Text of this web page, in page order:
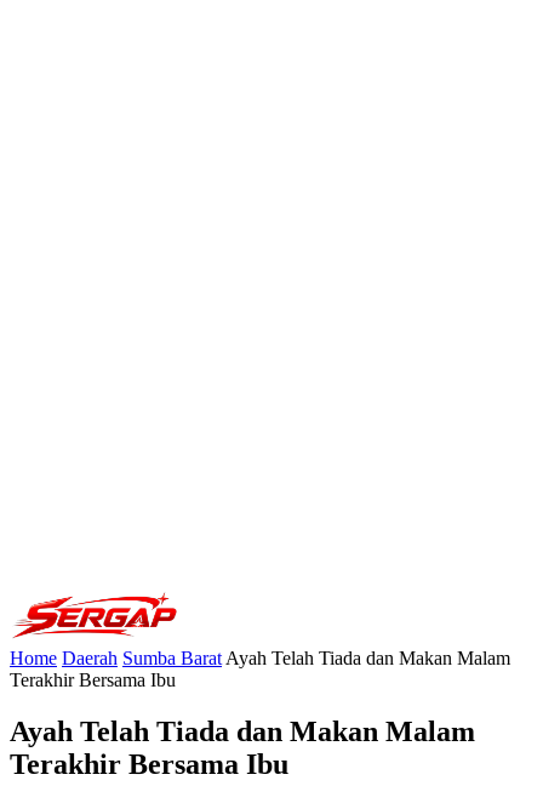
Home Daerah Sumba Barat Ayah Telah Tiada dan Makan Malam
Terakhir Bersama Ibu
Ayah Telah Tiada dan Makan Malam
Terakhir Bersama Ibu